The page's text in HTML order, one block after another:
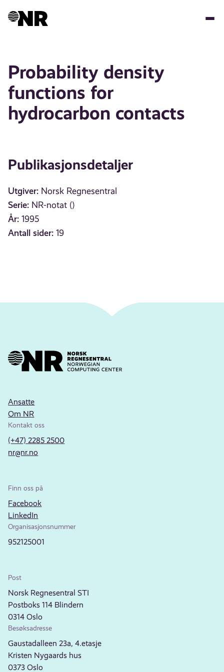
Probability density
functions for
hydrocarbon contacts
Publikasjonsdetaljer
Utgiver: Norsk Regnesentral
Serie: NR-notat ()
År: 1995
Antall sider: 19
Ansatte
Om NR
Kontakt oss
(+47) 2285 2500
nr@nr.no
Finn oss på
Facebook
LinkedIn
Organisasjonsnummer
952125001
Post
Norsk Regnesentral STI
Postboks 114 Blindern
0314 Oslo
Besøksadresse
Gaustadalleen 23a, 4.etasje
Kristen Nygaards hus
0373 Oslo